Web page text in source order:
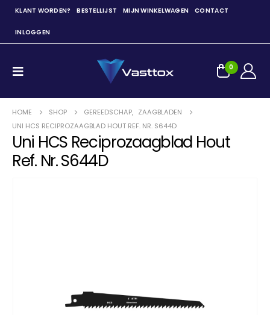
KLANT WORDEN? BESTELLIJST MIJN WINKELWAGEN CONTACT
INLOGGEN
0
HOME SHOP GEREEDSCHAP, ZAAGBLADEN
UNI HCS RECIPROZAAGBLAD HOUT REF. NR. S644D
Uni HCS Reciprozaagblad Hout
Ref. Nr. S644D